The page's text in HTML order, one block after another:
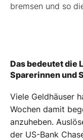
bremsen und so
Das bedeutet die
Sparerinnen und
Viele Geldhäuser
Wochen damit
anzuheben.
der US-Bank